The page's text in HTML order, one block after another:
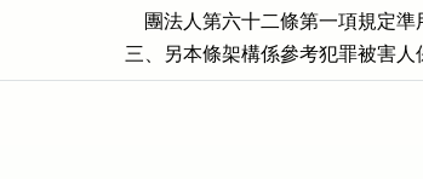
團法人第六十二條第一項規定
三、另本條架構係參考犯罪被害人